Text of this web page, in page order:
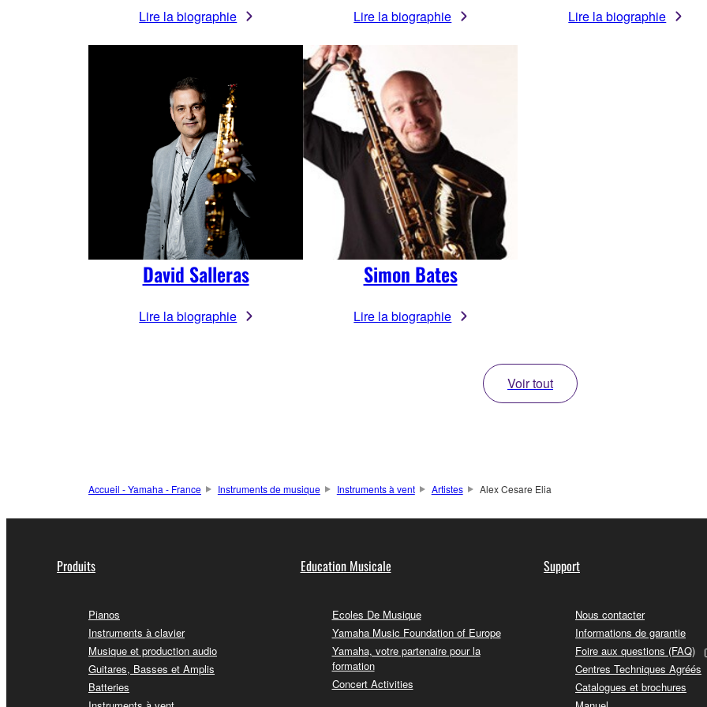
Lire la biographie Lire la biographie Lire la biographie
David Salleras
Lire la biographie
Simon Bates
Lire la biographie
Voir tout
Accueil - Yamaha - France Instruments de musique Instruments à vent Artistes Alex Cesare Elia
Produits
Pianos
Instruments à clavier
Musique et production audio
Guitares, Basses et Amplis
Batteries
Education Musicale
Ecoles De Musique
Yamaha Music Foundation of Europe
Yamaha, votre partenaire pour la
formation
Concert Activities
Support
Nous contacter
Informations de garantie
Foire aux questions (FAQ)
Centres Techniques Agréés
Catalogues et brochures